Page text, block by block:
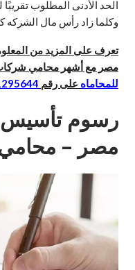
وكلما زاد رأس مال الشركه
تعرف على المزيد من
مصر مع أشهر محامي
للمحاماه على رقم / 01129230200
رسوم
مصر –